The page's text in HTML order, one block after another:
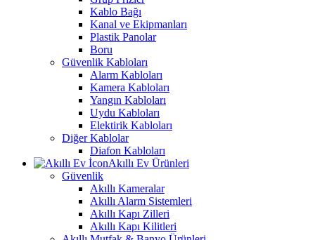
Kablo Bağı
Kanal ve Ekipmanları
Plastik Panolar
Boru
Güvenlik Kabloları
Alarm Kabloları
Kamera Kabloları
Yangın Kabloları
Uydu Kabloları
Elektirik Kabloları
Diğer Kablolar
Diafon Kabloları
Akıllı Ev Ürünleri
Güvenlik
Akıllı Kameralar
Akıllı Alarm Sistemleri
Akıllı Kapı Zilleri
Akıllı Kapı Kilitleri